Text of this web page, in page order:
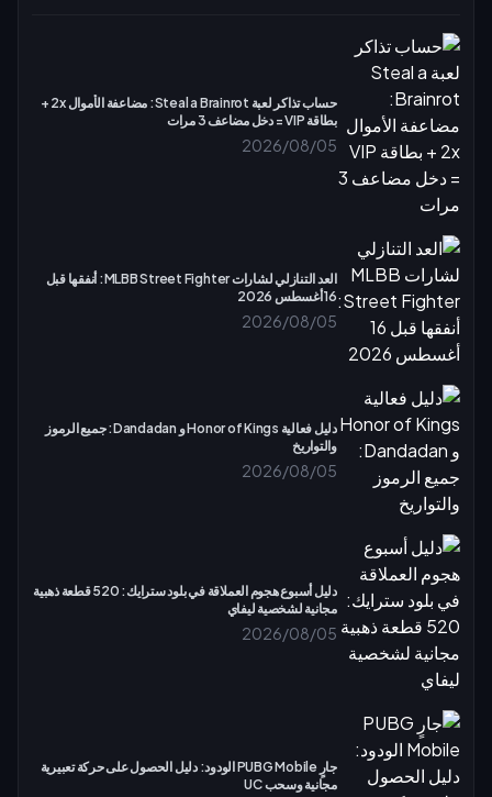
حساب تذاكر لعبة Steal a Brainrot: مضاعفة الأموال 2x +
بطاقة VIP = دخل مضاعف 3 مرات
2026/08/05
العد التنازلي لشارات MLBB Street Fighter: أنفقها قبل
16 أغسطس 2026
2026/08/05
دليل فعالية Honor of Kings و Dandadan: جميع الرموز
والتواريخ
2026/08/05
دليل أسبوع هجوم العملاقة في بلود سترايك: 520 قطعة ذهبية
مجانية لشخصية ليفاي
2026/08/05
جارٍ PUBG Mobile الودود: دليل الحصول على حركة تعبيرية
مجانية وسحب UC